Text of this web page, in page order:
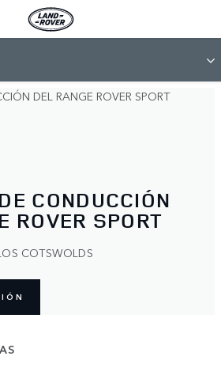
CONDUCCIÓN
ROVER SPORT
COTSWOLDS